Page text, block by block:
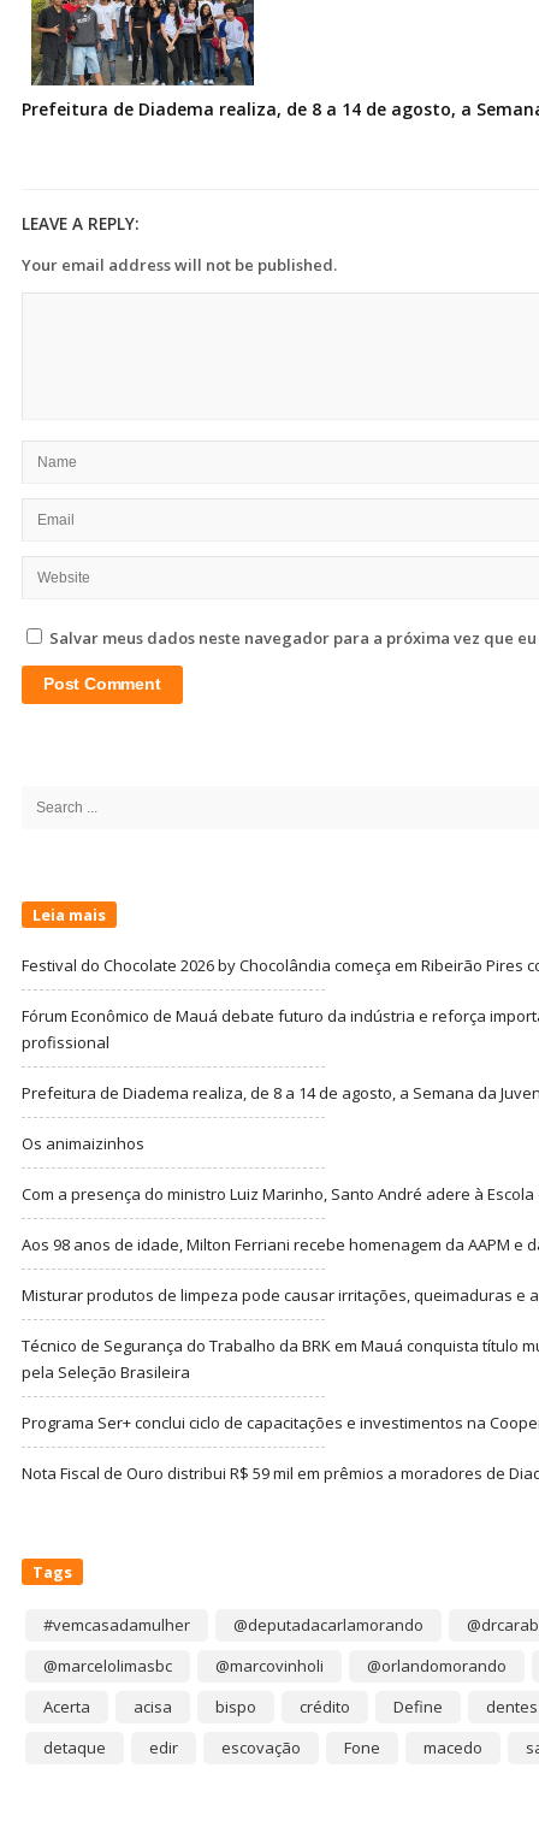
Prefeitura de Diadema realiza, de 8 a 14 de agosto, a
LEAVE A REPLY:
Your email address will not be published.
Salvar meus dados neste navegador para a próxima vez que
Search
Leia mais
Festival do Chocolate 2026 by Chocolândia começa em Ribeirão Pires
Fórum Econômico de Mauá debate futuro da indústria e reforça
profissional
Prefeitura de Diadema realiza, de 8 a 14 de agosto, a Semana da
Os animaizinhos
Com a presença do ministro Luiz Marinho, Santo André adere à
Aos 98 anos de idade, Milton Ferriani recebe homenagem da AAPM e
Misturar produtos de limpeza pode causar irritações, queimaduras e
Técnico de Segurança do Trabalho da BRK em Mauá conquista título
pela Seleção Brasileira
Programa Ser+ conclui ciclo de capacitações e investimentos na
Nota Fiscal de Ouro distribui R$ 59 mil em prêmios a moradores de
Tags
#vemcasadamulher @deputadacarlamorando
@marcelolimasbc
@marcovinholi
@orlandomorando
Acerta
acisa bispo crédito Define
dentes
detaque
edir escovação Fone macedo